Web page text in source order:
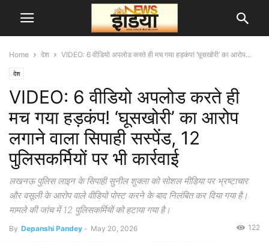
Home देश VIDEO: 6 वीडियो अपलोड करते ही मच गया हड़कंप! ‘घूसखोरी’ का आरोप...
देश
VIDEO: 6 वीडियो अपलोड करते ही
मच गया हड़कंप! ‘घूसखोरी’ का आरोप
लगाने वाला सिपाही सस्पेंड, 12
पुलिसकर्मियों पर भी कार्रवाई
लखनऊ पुलिस लाइन के सिपाही सुनील शुक्ला को सोशल मीडिया पर भ्रष्टाचार
और वसूली के आरोप वाले वीडियो पोस्ट करने के बाद निलंबित कर दिया गया है।
मामले की जांच में 12 पुलिसकर्मियों को हटाया गया है।
By Depanshi Pandey - May 20, 2026 122